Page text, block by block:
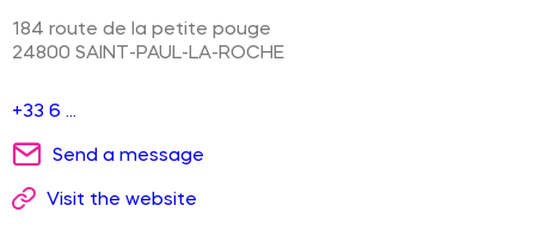
184 route de la petite pouge
24800 SAINT-PAUL-LA-ROCHE
+33 6 ...
Send a message
Visit the website